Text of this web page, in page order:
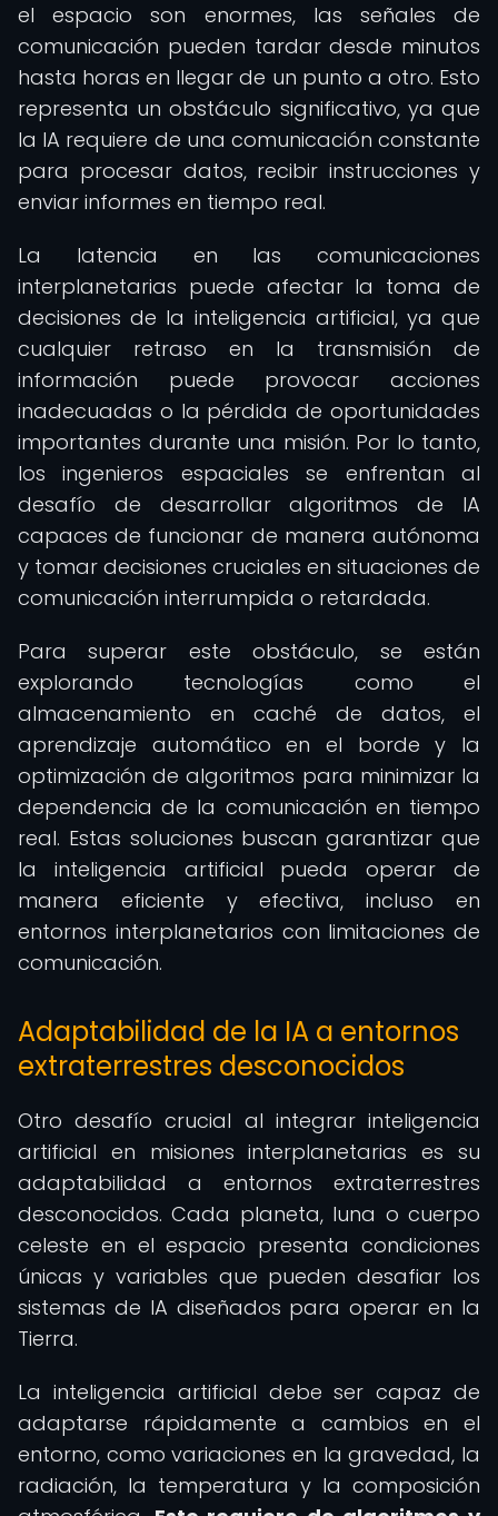
el espacio son enormes, las señales de
comunicación pueden tardar desde minutos
hasta horas en llegar de un punto a otro. Esto
representa un obstáculo significativo, ya que
la IA requiere de una comunicación constante
para procesar datos, recibir instrucciones y
enviar informes en tiempo real.
La latencia en las comunicaciones
interplanetarias puede afectar la toma de
decisiones de la inteligencia artificial, ya que
cualquier retraso en la transmisión de
información puede provocar acciones
inadecuadas o la pérdida de oportunidades
importantes durante una misión. Por lo tanto,
los ingenieros espaciales se enfrentan al
desafío de desarrollar algoritmos de IA
capaces de funcionar de manera autónoma
y tomar decisiones cruciales en situaciones de
comunicación interrumpida o retardada.
Para superar este obstáculo, se están
explorando tecnologías como el
almacenamiento en caché de datos, el
aprendizaje automático en el borde y la
optimización de algoritmos para minimizar la
dependencia de la comunicación en tiempo
real. Estas soluciones buscan garantizar que
la inteligencia artificial pueda operar de
manera eficiente y efectiva, incluso en
entornos interplanetarios con limitaciones de
comunicación.
Adaptabilidad de la IA a entornos
extraterrestres desconocidos
Otro desafío crucial al integrar inteligencia
artificial en misiones interplanetarias es su
adaptabilidad a entornos extraterrestres
desconocidos. Cada planeta, luna o cuerpo
celeste en el espacio presenta condiciones
únicas y variables que pueden desafiar los
sistemas de IA diseñados para operar en la
Tierra.
La inteligencia artificial debe ser capaz de
adaptarse rápidamente a cambios en el
entorno, como variaciones en la gravedad, la
radiación, la temperatura y la composición